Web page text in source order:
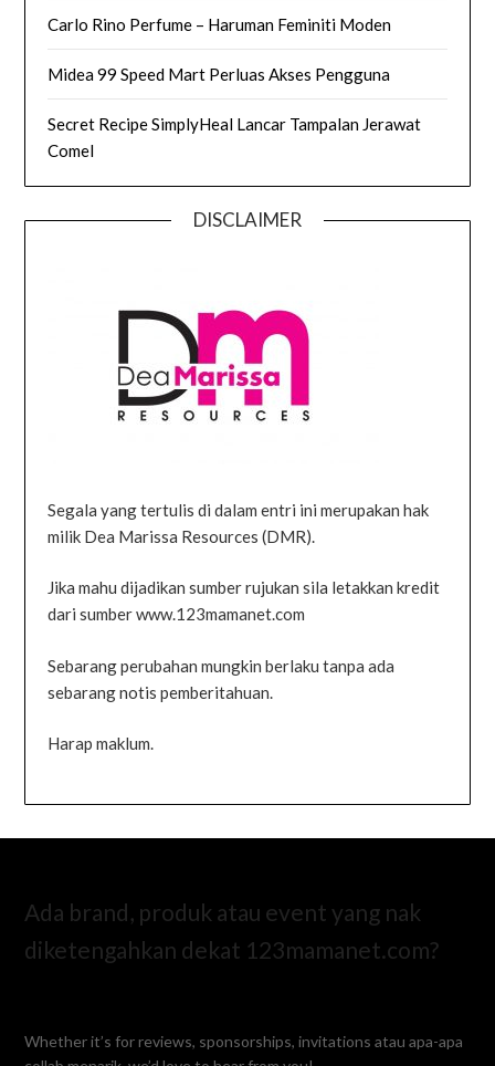
Carlo Rino Perfume – Haruman Feminiti Moden
Midea 99 Speed Mart Perluas Akses Pengguna
Secret Recipe SimplyHeal Lancar Tampalan Jerawat
Comel
DISCLAIMER
Segala yang tertulis di dalam entri ini merupakan hak
milik Dea Marissa Resources (DMR).
Jika mahu dijadikan sumber rujukan sila letakkan kredit
dari sumber www.123mamanet.com
Sebarang perubahan mungkin berlaku tanpa ada
sebarang notis pemberitahuan.
Harap maklum.
Ada brand, produk atau event yang nak
diketengahkan dekat 123mamanet.com?
Whether it’s for reviews, sponsorships, invitations atau apa-apa